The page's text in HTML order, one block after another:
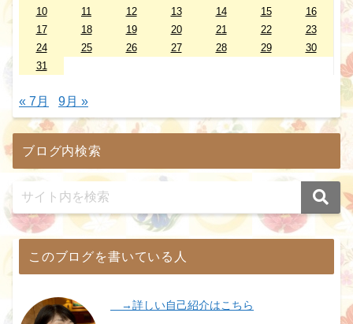
10
11 12 13 14 15
16
17
18 19 20 21 22
23
24
25 26 27 28 29
30
31
« 7月 9月 »
ブログ内検索
このブログを書いている人
→詳しい自己紹介はこちら